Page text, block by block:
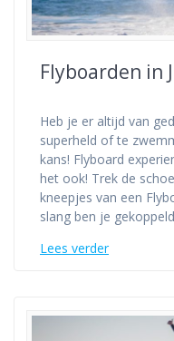
Flyboarden in
Heb je er altijd van
superheld of te
kans! Flyboard
het ook! Trek de
kneepjes van een
slang ben je
Lees verder